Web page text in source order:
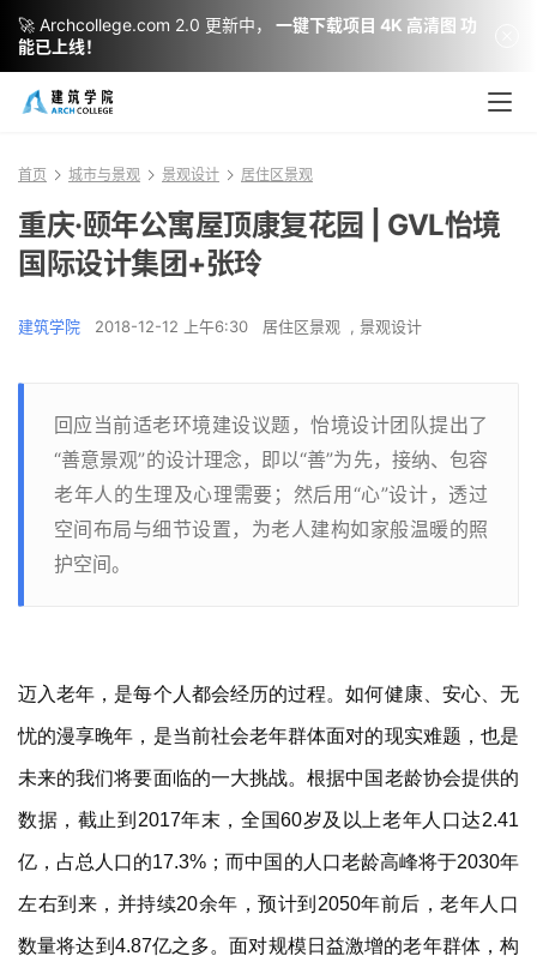
首页 城市与景观 景观设计 居住区景观
重庆·颐年公寓屋顶康复花园 | GVL怡境
国际设计集团+张玲
建筑学院 2018-12-12 上午6:30 居住区景观 , 景观设计
回应当前适老环境建设议题，怡境设计团队提出了
“善意景观”的设计理念，即以“善”为先，接纳、包容
老年人的生理及心理需要；然后用“心”设计，透过
空间布局与细节设置，为老人建构如家般温暖的照
护空间。
迈入老年，是每个人都会经历的过程。如何健康、安心、无
忧的漫享晚年，是当前社会老年群体面对的现实难题，也是
未来的我们将要面临的一大挑战。根据中国老龄协会提供的
数据，截止到 2017年末，全国60岁及以上老年人口达2.41
亿，占总人口的17.3%；而中国的人口老龄高峰将于2030年
左右到来，并持续20余年，预计到2050年前后，老年人口
数量将达到4.87亿之多。面对规模日益激增的老年群体， 构
🚀 Archcollege.com 2.0 更新中，
一键下载项目 4K 高清图 功
能已上线！